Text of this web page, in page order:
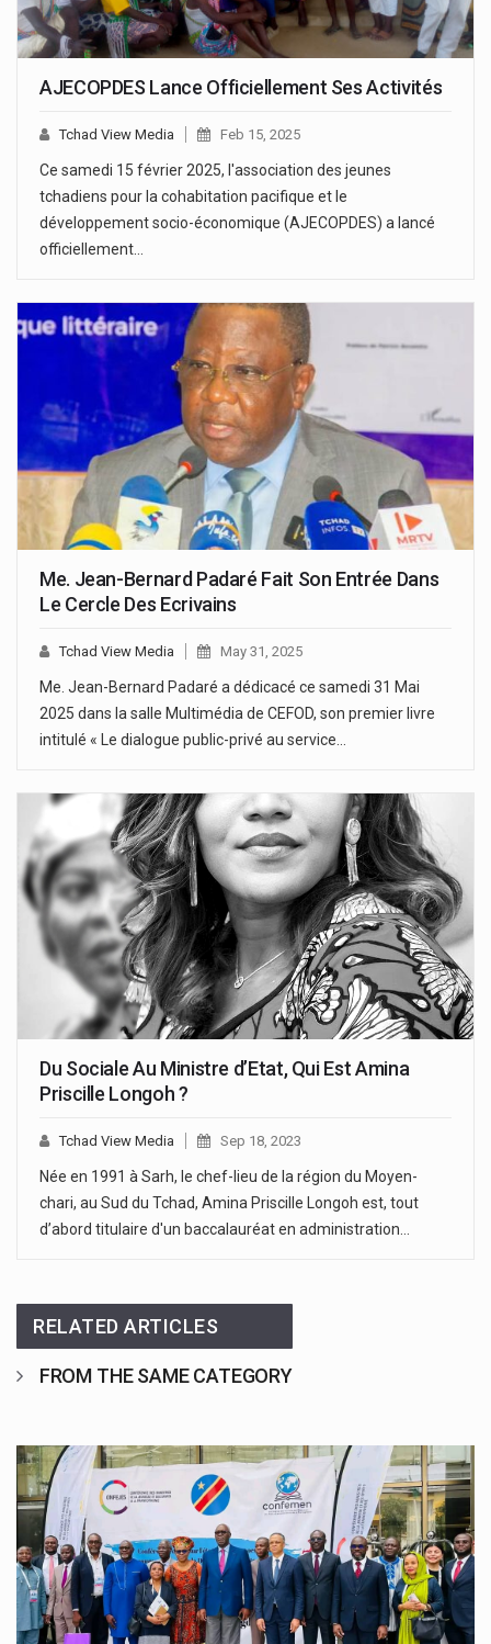
AJECOPDES Lance Officiellement Ses Activités
Tchad View Media Feb 15, 2025
Ce samedi 15 février 2025, l'association des jeunes
tchadiens pour la cohabitation pacifique et le
développement socio-économique (AJECOPDES) a lancé
officiellement…
Me. Jean-Bernard Padaré Fait Son Entrée Dans
Le Cercle Des Ecrivains
Tchad View Media May 31, 2025
Me. Jean-Bernard Padaré a dédicacé ce samedi 31 Mai
2025 dans la salle Multimédia de CEFOD, son premier livre
intitulé « Le dialogue public-privé au service…
Du Sociale Au Ministre d’Etat, Qui Est Amina
Priscille Longoh ?
Tchad View Media Sep 18, 2023
Née en 1991 à Sarh, le chef-lieu de la région du Moyen-
chari, au Sud du Tchad, Amina Priscille Longoh est, tout
d’abord titulaire d'un baccalauréat en administration…
RELATED ARTICLES
FROM THE SAME CATEGORY